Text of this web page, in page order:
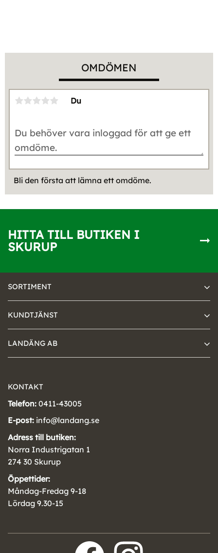
OMDÖMEN
Du
Bli den första att lämna ett omdöme.
HITTA TILL BUTIKEN I
SKURUP
SORTIMENT
KUNDTJÄNST
LANDÄNG AB
KONTAKT
Telefon: 0411-43005
E-post: info@landang.se
Adress till butiken:
Norra Industrigatan 1
274 30 Skurup
Öppettider:
Måndag-Fredag 9-18
Lördag 9.30-15